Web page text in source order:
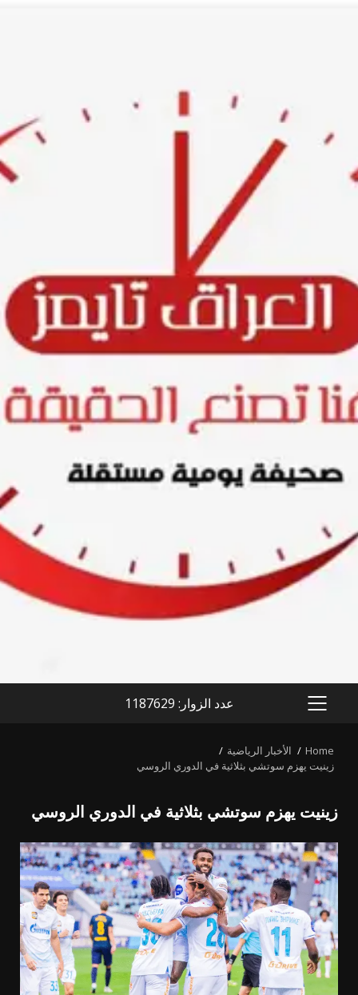
PRIMARY
عدد الزوار: 1187629
Home
الأخبار الرياضية
زينيت يهزم سوتشي بثلاثية في الدوري الروسي
زينيت يهزم سوتشي بثلاثية في الدوري الروسي